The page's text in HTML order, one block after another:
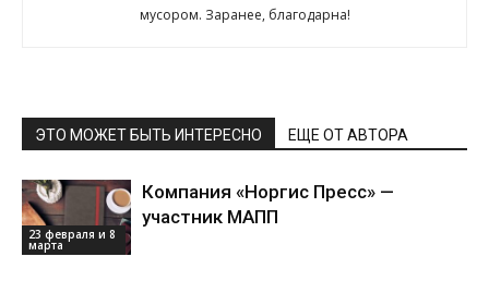
мусором. Заранее, благодарна!
ЭТО МОЖЕТ БЫТЬ ИНТЕРЕСНО ЕЩЕ ОТ АВТОРА
23 февраля и 8
марта
Компания «Норгис Пресс» —
участник МАПП